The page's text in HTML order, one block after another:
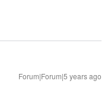
Forum|Forum|5 years ago